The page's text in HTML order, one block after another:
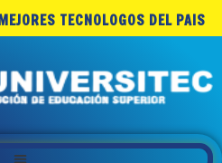
TECNOLOGOS DEL PAIS